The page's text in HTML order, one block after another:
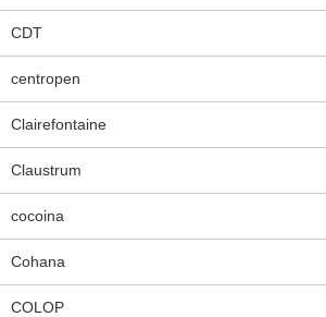
CDT
centropen
Clairefontaine
Claustrum
cocoina
Cohana
COLOP